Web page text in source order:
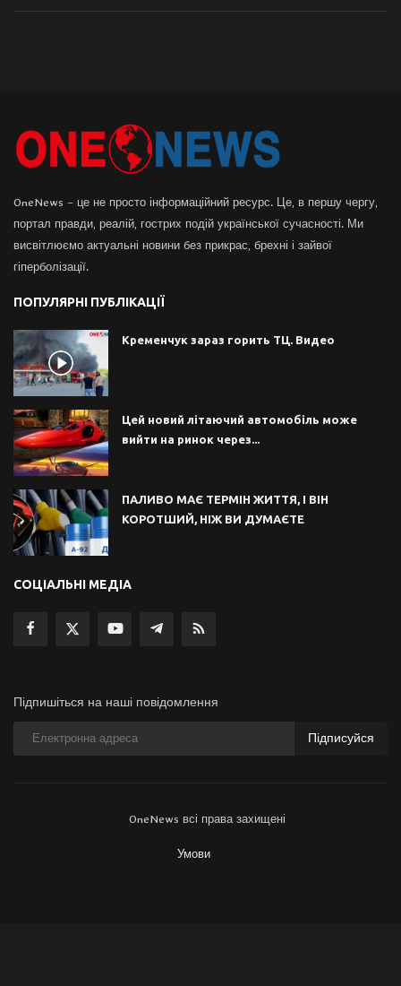
OneNews – це не просто інформаційний ресурс. Це, в першу чергу,
портал правди, реалій, гострих подій української сучасності. Ми
висвітлюємо актуальні новини без прикрас, брехні і зайвої
гіперболізації.
ПОПУЛЯРНІ ПУБЛІКАЦІЇ
Кременчук зараз горить ТЦ. Видео
Цей новий літаючий автомобіль може
вийти на ринок через...
ПАЛИВО МАЄ ТЕРМІН ЖИТТЯ, І ВІН
КОРОТШИЙ, НІЖ ВИ ДУМАЄТЕ
СОЦІАЛЬНІ МЕДІА
Підпишіться на наші повідомлення
Підписуйся
OneNews всі права захищені
Умови